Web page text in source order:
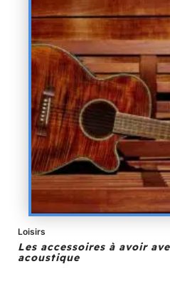
Loisirs
Les accessoires à avoir
acoustique